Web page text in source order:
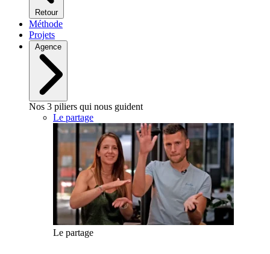
Retour
Méthode
Projets
Agence
Nos 3 piliers qui nous guident
Le partage
Le partage